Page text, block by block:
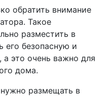
обратить внимание
Такое
разместить в
его безопасную и
это очень важно для
дома.
нужно размещать в